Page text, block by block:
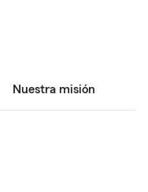
Nuestra misión